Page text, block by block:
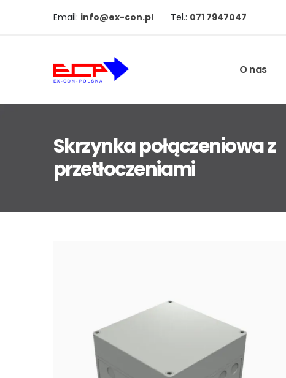
Email: info@ex-con.pl Tel.: 071 7947047
O nas
Skrzynka połączeniowa z
przetłoczeniami